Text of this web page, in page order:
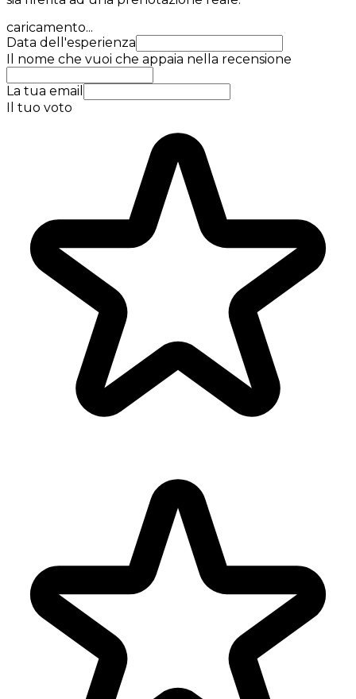
caricamento...
Data dell'esperienza
Il nome che vuoi che appaia nella recensione
La tua email
Il tuo voto